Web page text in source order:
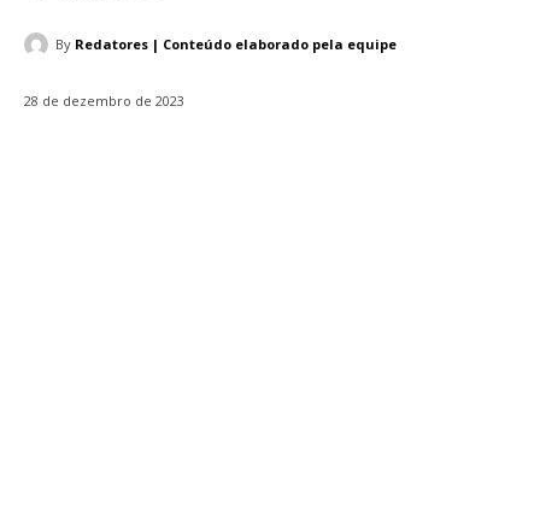
By Redatores | Conteúdo elaborado pela equipe
28 de dezembro de 2023